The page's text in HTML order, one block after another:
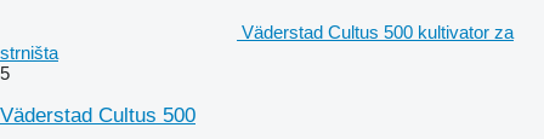
Väderstad Cultus 500 kultivator za
strništa
5
Väderstad Cultus 500